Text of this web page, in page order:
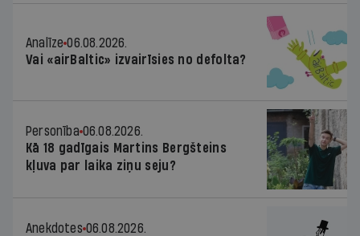
Analīze 06.08.2026.
Vai «airBaltic» izvairīsies no defolta?
Personība 06.08.2026.
Kā 18 gadīgais Martins Bergšteins
kļuva par laika ziņu seju?
Anekdotes 06.08.2026.